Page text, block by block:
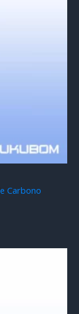
Carbono